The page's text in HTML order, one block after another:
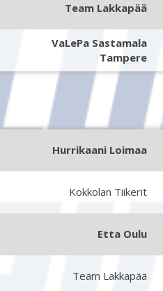
Team Lakkapää
VaLePa Sastamala
Tampere
Hurrikaani Loimaa
Kokkolan Tiikerit
Etta Oulu
Team Lakkapää